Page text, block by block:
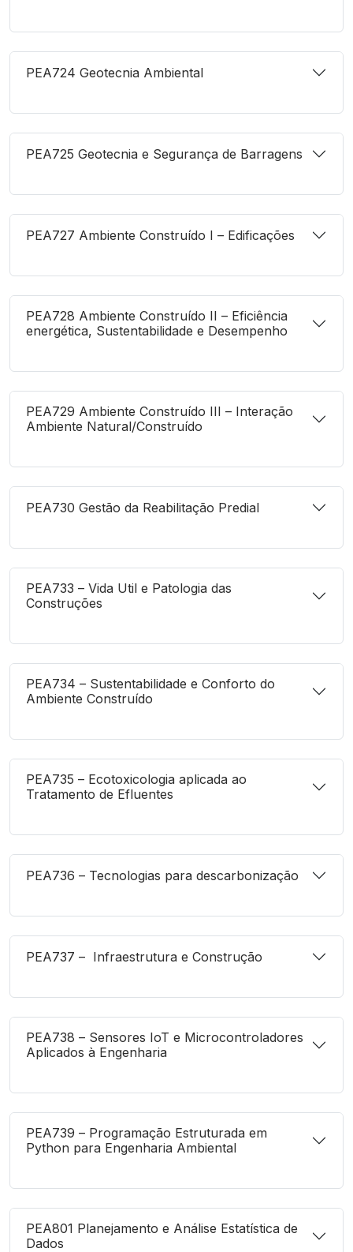
PEA724 Geotecnia Ambiental
PEA725 Geotecnia e Segurança de Barragens
PEA727 Ambiente Construído I – Edificações
PEA728 Ambiente Construído II – Eficiência
energética, Sustentabilidade e Desempenho
PEA729 Ambiente Construído III – Interação
Ambiente Natural/Construído
PEA730 Gestão da Reabilitação Predial
PEA733 – Vida Util e Patologia das
Construções
PEA734 – Sustentabilidade e Conforto do
Ambiente Construído
PEA735 – Ecotoxicologia aplicada ao
Tratamento de Efluentes
PEA736 – Tecnologias para descarbonização
PEA737 – Infraestrutura e Construção
PEA738 – Sensores IoT e Microcontroladores
Aplicados à Engenharia
PEA739 – Programação Estruturada em
Python para Engenharia Ambiental
PEA801 Planejamento e Análise Estatística de
Dados